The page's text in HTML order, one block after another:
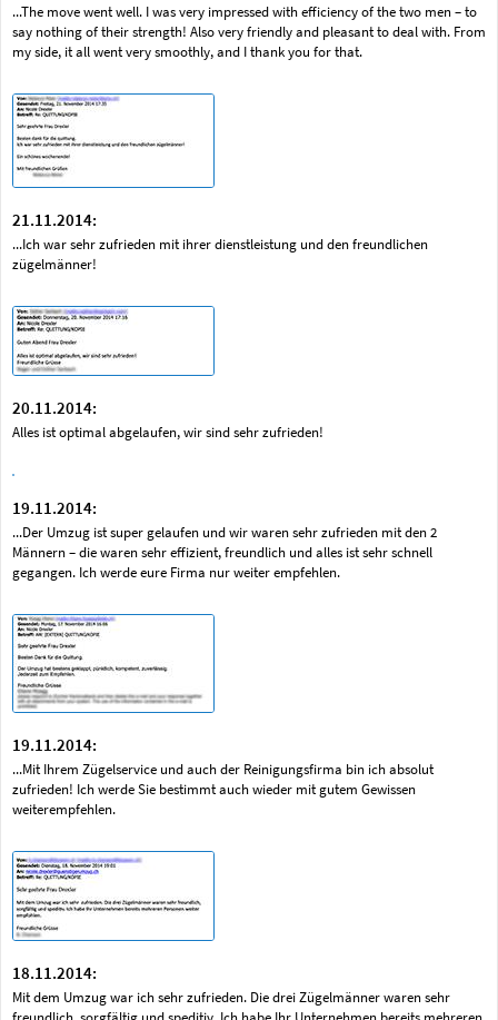
...The move went well. I was very impressed with efficiency of the two men – to
say nothing of their strength! Also very friendly and pleasant to deal with. From
my side, it all went very smoothly, and I thank you for that.
21.11.2014:
...Ich war sehr zufrieden mit ihrer dienstleistung und den freundlichen
zügelmänner!
20.11.2014:
Alles ist optimal abgelaufen, wir sind sehr zufrieden!
19.11.2014:
...Der Umzug ist super gelaufen und wir waren sehr zufrieden mit den 2
Männern – die waren sehr effizient, freundlich und alles ist sehr schnell
gegangen. Ich werde eure Firma nur weiter empfehlen.
19.11.2014:
...Mit Ihrem Zügelservice und auch der Reinigungsfirma bin ich absolut
zufrieden! Ich werde Sie bestimmt auch wieder mit gutem Gewissen
weiterempfehlen.
18.11.2014:
Mit dem Umzug war ich sehr zufrieden. Die drei Zügelmänner waren sehr